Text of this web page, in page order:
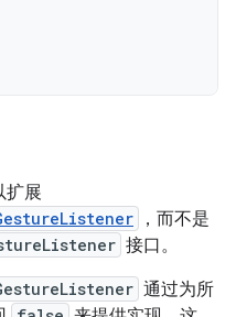
扩展
，而不是
接口。
通过为所